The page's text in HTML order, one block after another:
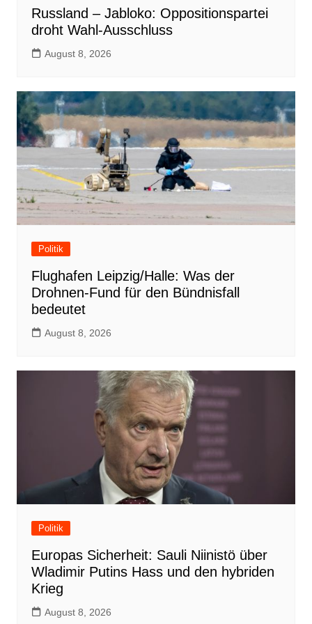
Russland – Jabloko: Oppositionspartei
droht Wahl-Ausschluss
August 8, 2026
Politik
Flughafen Leipzig/Halle: Was der
Drohnen-Fund für den Bündnisfall
bedeutet
August 8, 2026
Politik
Europas Sicherheit: Sauli Niinistö über
Wladimir Putins Hass und den hybriden
Krieg
August 8, 2026